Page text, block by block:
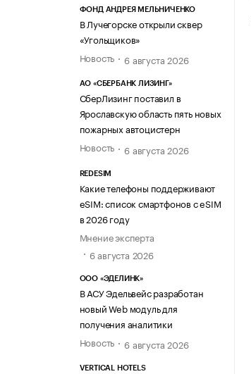
ФОНД АНДРЕЯ МЕЛЬНИЧЕНКО
В Лучегорске открыли сквер
«Угольщиков»
Новость
6 августа 2026
АО «СБЕРБАНК ЛИЗИНГ»
СберЛизинг поставил в
Ярославскую область пять новых
пожарных автоцистерн
Новость
6 августа 2026
REDESIM
Какие телефоны поддерживают
eSIM: список смартфонов с eSIM
в 2026 году
Мнение эксперта
6 августа 2026
ООО «ЭДЕЛИНК»
В АСУ Эдельвейс разработан
новый Web модуль для
получения аналитики
Новость
6 августа 2026
VERTICAL HOTELS